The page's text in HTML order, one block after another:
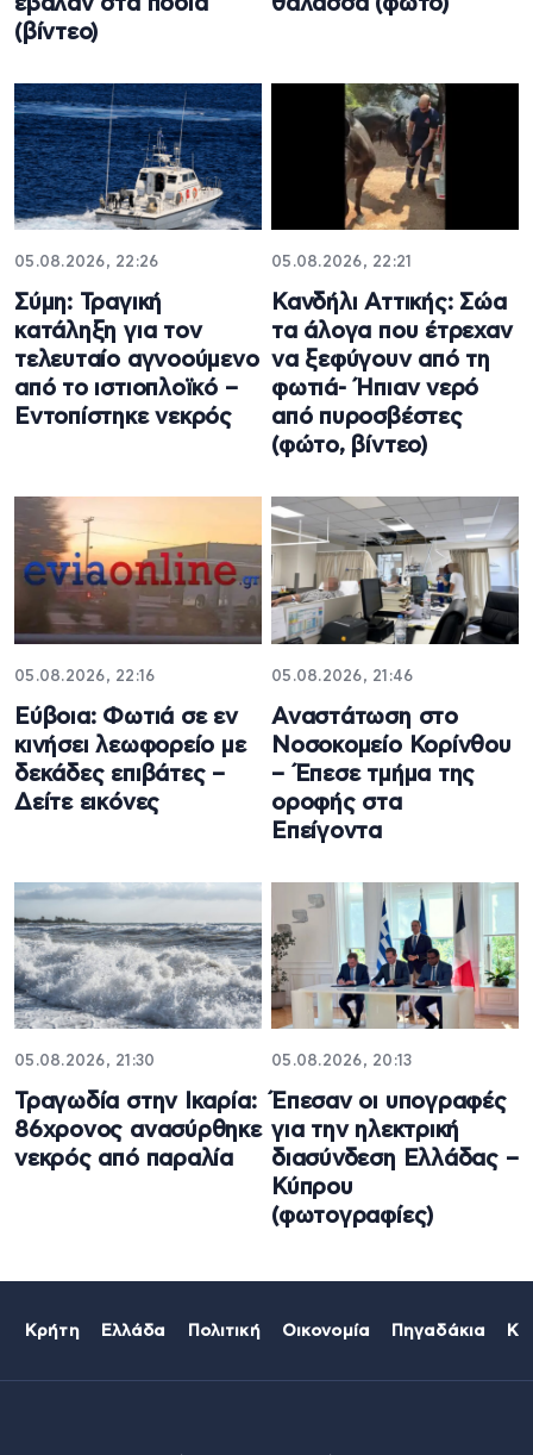
(βίντεο)
05.08.2026, 22:26
Σύμη: Τραγική
κατάληξη για τον
τελευταίο αγνοούμενο
από το ιστιοπλοϊκό –
Εντοπίστηκε νεκρός
05.08.2026, 22:21
Κανδήλι Αττικής: Σώα
τα άλογα που έτρεχαν
να ξεφύγουν από τη
φωτιά- Ήπιαν νερό
από πυροσβέστες
(φώτο, βίντεο)
05.08.2026, 22:16
Εύβοια: Φωτιά σε εν
κινήσει λεωφορείο με
δεκάδες επιβάτες –
Δείτε εικόνες
05.08.2026, 21:46
Αναστάτωση στο
Νοσοκομείο Κορίνθου
– Έπεσε τμήμα της
οροφής στα
Επείγοντα
05.08.2026, 21:30
Τραγωδία στην Ικαρία:
86χρονος ανασύρθηκε
νεκρός από παραλία
05.08.2026, 20:13
Έπεσαν οι υπογραφές
για την ηλεκτρική
διασύνδεση Ελλάδας –
Κύπρου
(φωτογραφίες)
Κρήτη Ελλάδα Πολιτική Οικονομία Πηγαδάκια